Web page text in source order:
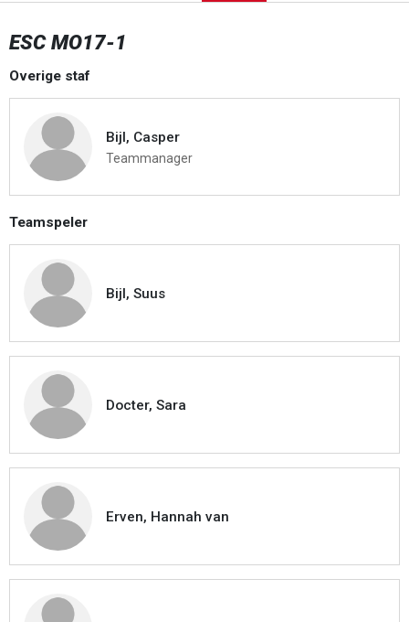
ESC MO17-1
Overige staf
Bijl, Casper
Teammanager
Teamspeler
Bijl, Suus
Docter, Sara
Erven, Hannah van